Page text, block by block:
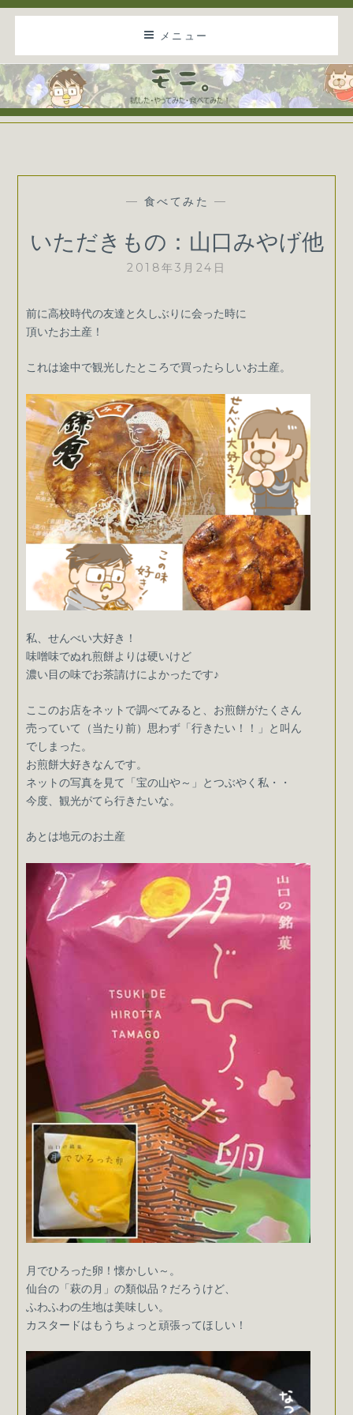
テ
ン
ツ
に
メニュー
モニ。
— 食べてみた —
いただきもの：山口みやげ他
2018年3月24日
前に高校時代の友達と久しぶりに会った時に
頂いたお土産！
これは途中で観光したところで買ったらしいお土産。
私、せんべい大好き！
味噌味でぬれ煎餅よりは硬いけど
濃い目の味でお茶請けによかったです♪
ここのお店をネットで調べてみると、お煎餅がたくさん
売っていて（当たり前）思わず「行きたい！！」と叫ん
でしまった。
お煎餅大好きなんです。
ネットの写真を見て「宝の山や～」とつぶやく私・・
今度、観光がてら行きたいな。
あとは地元のお土産
月でひろった卵！懐かしい～。
仙台の「萩の月」の類似品？だろうけど、
ふわふわの生地は美味しい。
カスタードはもうちょっと頑張ってほしい！